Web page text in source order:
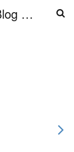
wjk Exclusive MINO Blog ブログ